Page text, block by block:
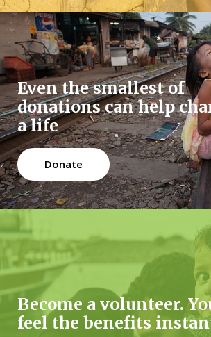
Even the smallest of
donations can help
a life
Donate
Become a volunteer.
feel the benefits